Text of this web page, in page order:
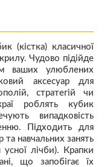
(кістка) класичної
Чудово підійде
ваших улюблених
аксесуар для
стратегій чи
роблять кубик
випадковість
Підходить для
та навчальних занять
лічби). Крапки
що запобігає їх